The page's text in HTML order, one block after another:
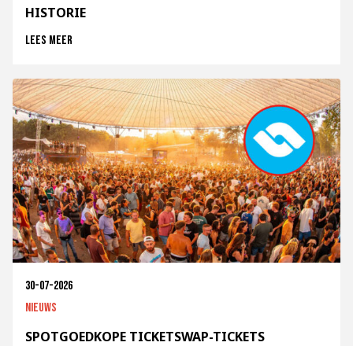
HISTORIE
Lees meer
30-07-2026
Nieuws
SPOTGOEDKOPE TICKETSWAP-TICKETS